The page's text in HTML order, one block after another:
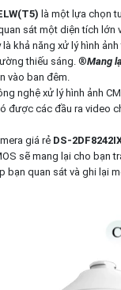
là một lựa chọn
sát một diện tích lớn
khả năng xử lý hình
thiếu sáng. ®️Mang
vào ban đêm.
nghệ xử lý hình ảnh
được các đầu ra video
giá rẻ DS-
sẽ mang lại cho bạn
bạn quan sát và ghi lại